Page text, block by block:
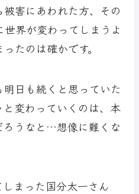
害にあわれた方、その
界が変わってしまうよ
たのは確かです。
日も続くと思っていた
変わっていくのは、本
ろうなと…想像に難くな
まった国分太一さん